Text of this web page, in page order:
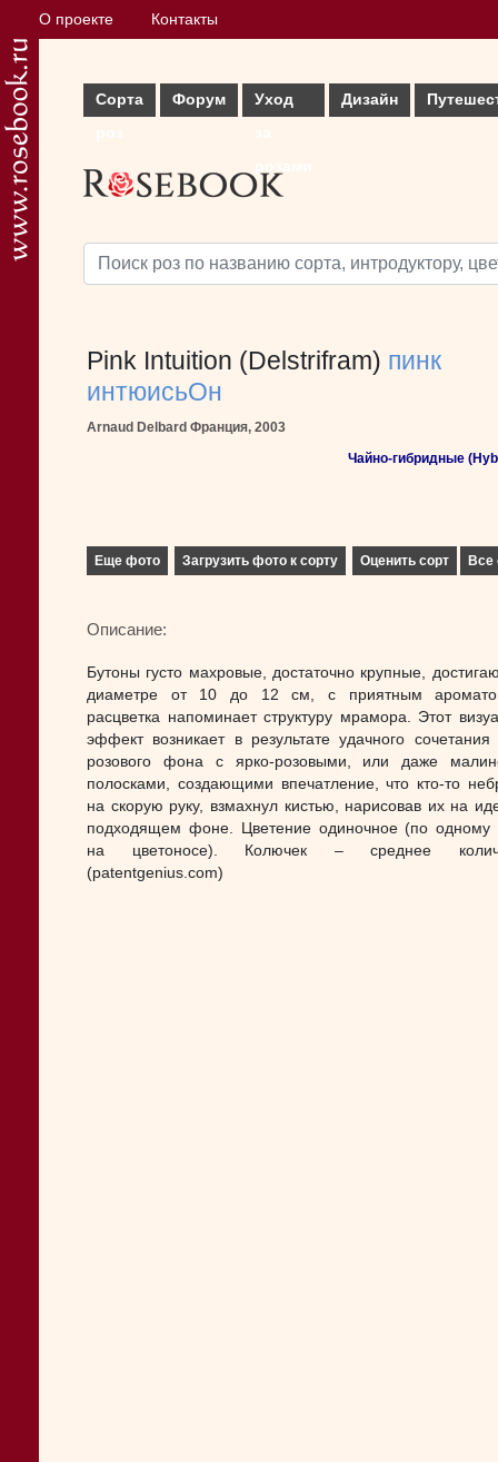
О проекте Контакты
Сорта
Форум
Уход
Дизайн
Pink Intuition (Delstrifram) пинк
интюисьОн
Arnaud Delbard Франция, 2003
Чайно-гибридные
Еще фото Загрузить фото к сорту Оценить сорт Все
Описание:
Бутоны густо махровые, достаточно крупные,
диаметре от 10 до 12 см, с приятным
расцветка напоминает структуру мрамора. Этот
эффект возникает в результате удачного
розового фона с ярко-розовыми, или даже
полосками, создающими впечатление, что кто-то
на скорую руку, взмахнул кистью, нарисовав их на
подходящем фоне. Цветение одиночное (по одному
на цветоносе). Колючек – среднее
(patentgenius.com)